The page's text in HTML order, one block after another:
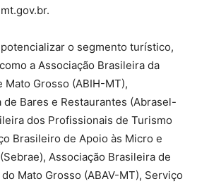
o segmento turístico,
a Associação Brasileira da
Grosso (ABIH-MT),
Bares e Restaurantes (Abrasel-
dos Profissionais de Turismo
Brasileiro de Apoio às Micro e
Associação Brasileira de
Mato Grosso (ABAV-MT), Serviço